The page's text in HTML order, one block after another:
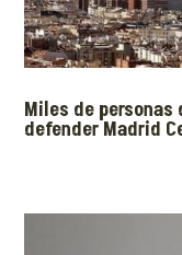
Miles de
defender Madrid